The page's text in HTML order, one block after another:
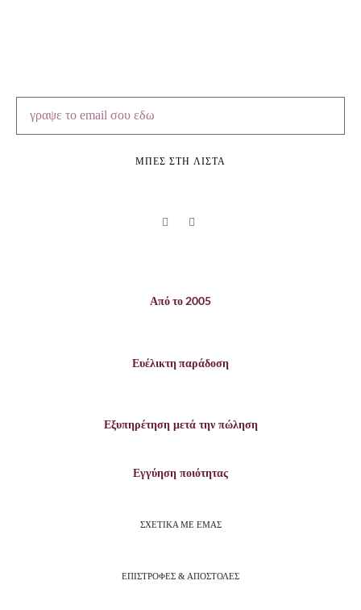
ΜΠΕΣ ΣΤΗ ΛΙΣΤΑ
Από το 2005
Ευέλικτη παράδοση
Εξυπηρέτηση μετά την πώληση
Εγγύηση ποιότητας
ΣΧΕΤΙΚΑ ΜΕ ΕΜΑΣ
ΕΠΙΣΤΡΟΦΕΣ & ΑΠΟΣΤΟΛΕΣ